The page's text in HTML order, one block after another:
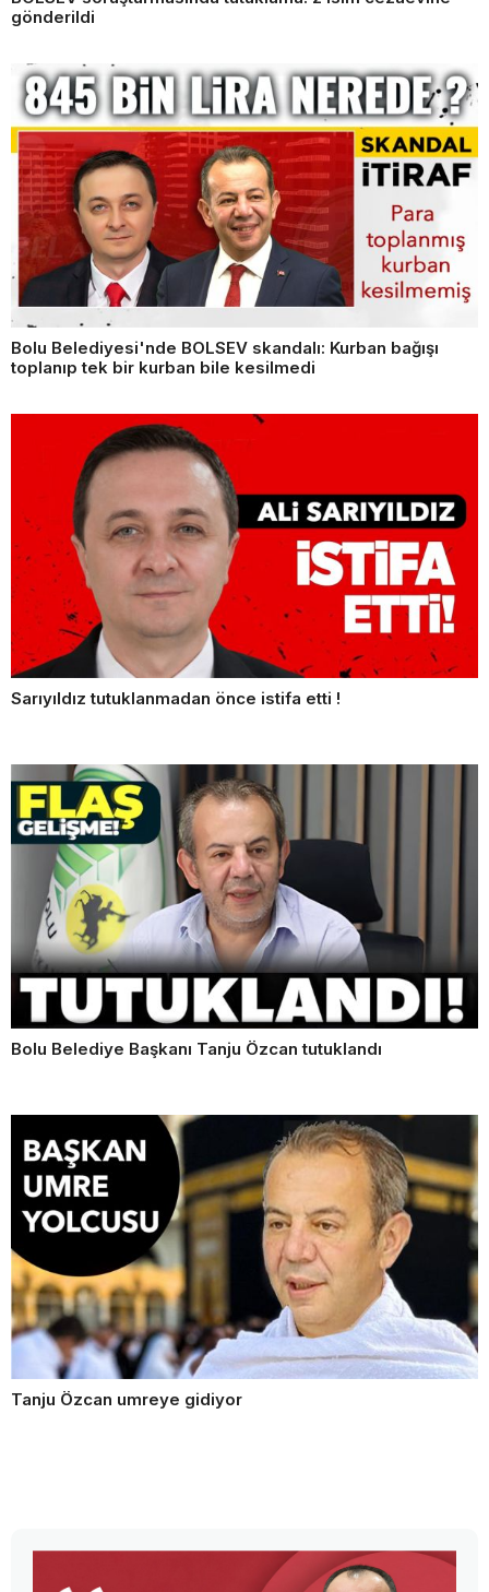
gönderildi
Bolu Belediyesi'nde BOLSEV skandalı: Kurban bağışı
toplanıp tek bir kurban bile kesilmedi
Sarıyıldız tutuklanmadan önce istifa etti !
Bolu Belediye Başkanı Tanju Özcan tutuklandı
Tanju Özcan umreye gidiyor